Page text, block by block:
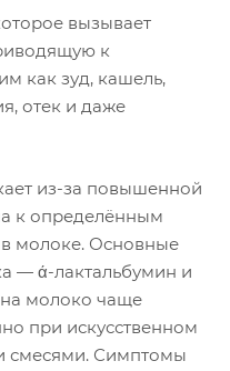
вызывает
к
как зуд, кашель,
отек и даже
из-за повышенной
к определённым
молоке. Основные
— ά-лактальбумин и
на молоко чаще
при искусственном
смесями. Симптомы